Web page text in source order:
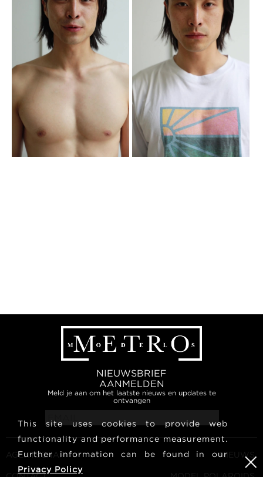
NIEUWSBRIEF
AANMELDEN
Meld je aan om het laatste nieuws en updates te
ontvangen
AGENTSCHAP NIEUWS
This site uses cookies to provide web
functionality and performance measurement.
Further information can be found in our
Privacy Policy